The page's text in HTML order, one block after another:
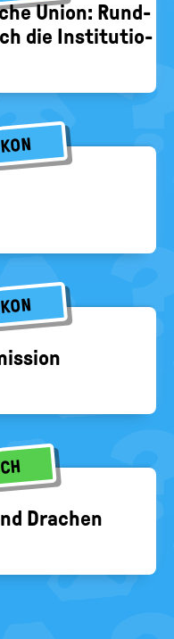
Union: Rund­
die In­sti­tu­tio­
Dra­chen